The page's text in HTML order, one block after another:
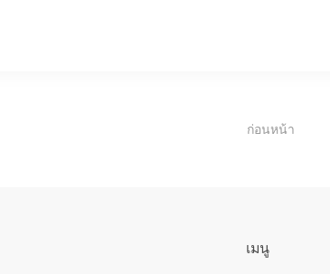
ก่อนหน้า
เมนู